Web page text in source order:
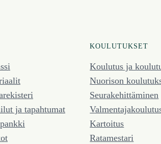
ja tapahtumat
KOULUTUKSET
Koulutus ja
Nuorison
Seura­kehittäminen
Kartoitus
Ratamestari